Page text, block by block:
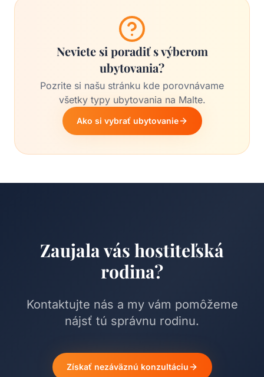
Neviete si poradiť s výberom
ubytovania?
Pozrite si našu stránku kde porovnávame
všetky typy ubytovania na Malte.
Ako si vybrať ubytovanie
Zaujala vás hostiteľská
rodina?
Kontaktujte nás a my vám pomôžeme
nájsť tú správnu rodinu.
Získať nezáväznú konzultáciu